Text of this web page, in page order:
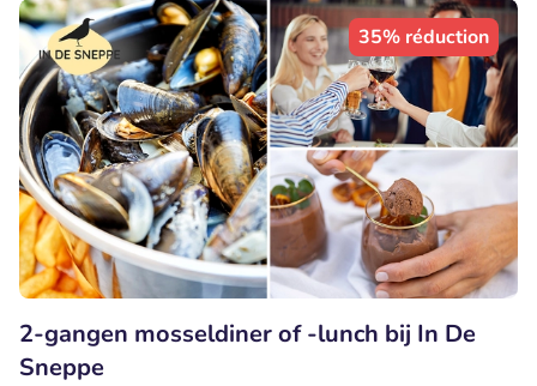
35% réduction
2-gangen mosseldiner of -lunch bij In De
Sneppe